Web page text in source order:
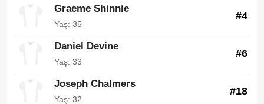
Graeme Shinnie
Yaş: 35
#4
Daniel Devine
Yaş: 33
#6
Joseph Chalmers
Yaş: 32
#18